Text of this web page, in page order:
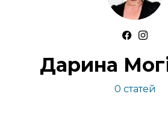
Дарина
0 статей